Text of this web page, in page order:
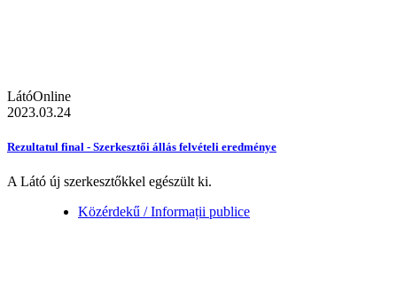
LátóOnline
2023.03.24
Rezultatul final - Szerkesztői állás felvételi eredménye
A Látó új szerkesztőkkel egészült ki.
Közérdekű / Informații publice